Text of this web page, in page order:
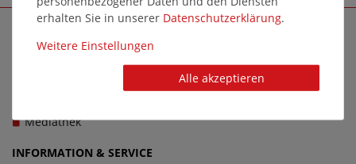
Unsere Fachgeschäfte
Mediathek
INFORMATION & SERVICE
erhalten Sie in unserer Daten­schutz­erklärung.
Weitere Einstellungen
Alle akzeptieren